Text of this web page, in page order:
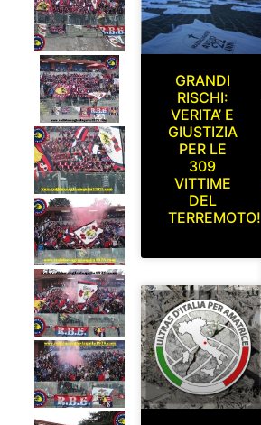
GRANDI
RISCHI:
VERITA’ E
GIUSTIZIA
PER LE
309
VITTIME
DEL
TERREMOTO!